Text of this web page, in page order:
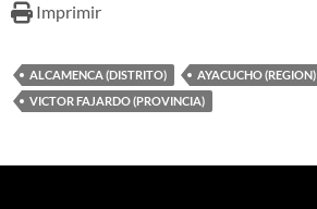
Imprimir
ALCAMENCA (DISTRITO) AYACUCHO (REGION)
VICTOR FAJARDO (PROVINCIA)